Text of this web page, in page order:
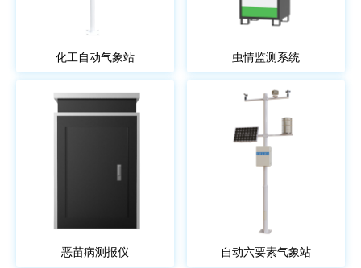
化工自动气象站 虫情监测系统
恶苗病测报仪 自动六要素气象站